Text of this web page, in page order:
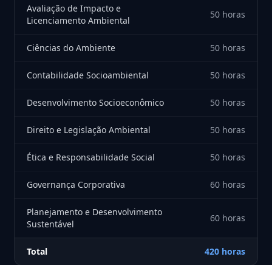
Avaliação de Impacto e
Licenciamento Ambiental
50 horas
Ciências do Ambiente 50 horas
Contabilidade Socioambiental 50 horas
Desenvolvimento Socioeconômico 50 horas
Direito e Legislação Ambiental 50 horas
Ética e Responsabilidade Social 50 horas
Governança Corporativa 60 horas
Planejamento e Desenvolvimento
Sustentável
60 horas
Total 420 horas